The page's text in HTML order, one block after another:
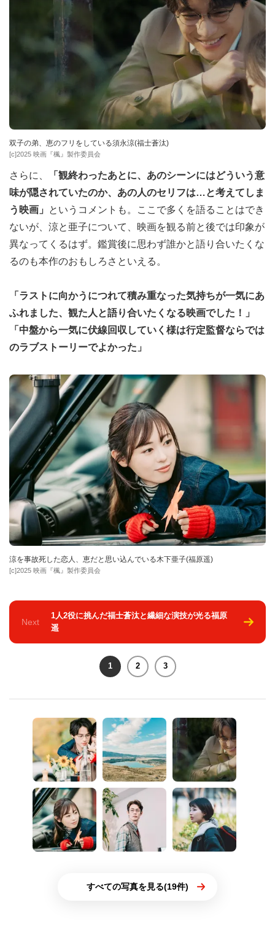
双子の弟、恵のフリをしている須永涼(福士蒼汰)
[c]2025 映画『楓』製作委員会
さらに、
「観終わったあとに、あのシーンにはどういう意
味が隠されていたのか、あの人のセリフは…と考えてしま
う映画」
というコメントも。ここで多くを語ることはでき
ないが、涼と亜子について、映画を観る前と後では印象が
異なってくるはず。鑑賞後に思わず誰かと語り合いたくな
るのも本作のおもしろさといえる。
「ラストに向かうにつれて積み重なった気持ちが一気にあ
ふれました、観た人と語り合いたくなる映画でした！」
「中盤から一気に伏線回収していく様は行定監督ならでは
のラブストーリーでよかった」
涼を事故死した恋人、恵だと思い込んでいる木下亜子(福原遥)
[c]2025 映画『楓』製作委員会
Next
1人2役に挑んだ福士蒼汰と繊細な演技が光る福原
遥
1 2 3
すべての写真を見る(19件)